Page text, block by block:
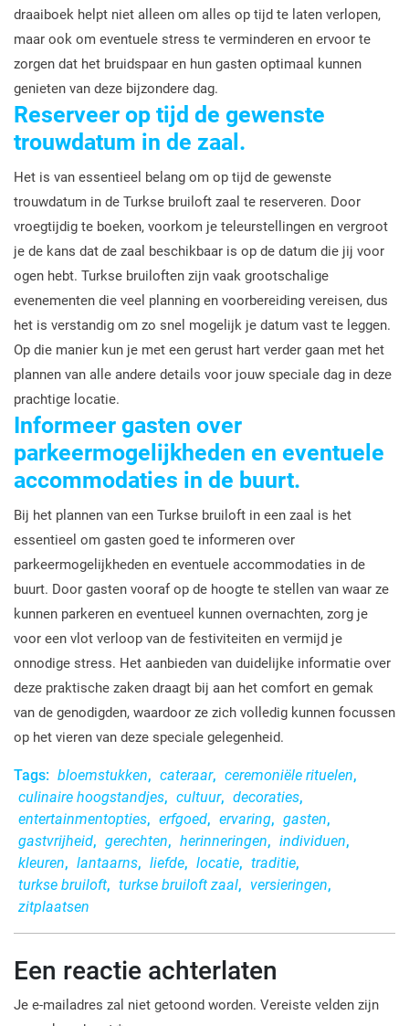
draaiboek helpt niet alleen om alles op tijd te laten verlopen,
maar ook om eventuele stress te verminderen en ervoor te
zorgen dat het bruidspaar en hun gasten optimaal kunnen
genieten van deze bijzondere dag.
Reserveer op tijd de gewenste
trouwdatum in de zaal.
Het is van essentieel belang om op tijd de gewenste
trouwdatum in de Turkse bruiloft zaal te reserveren. Door
vroegtijdig te boeken, voorkom je teleurstellingen en vergroot
je de kans dat de zaal beschikbaar is op de datum die jij voor
ogen hebt. Turkse bruiloften zijn vaak grootschalige
evenementen die veel planning en voorbereiding vereisen, dus
het is verstandig om zo snel mogelijk je datum vast te leggen.
Op die manier kun je met een gerust hart verder gaan met het
plannen van alle andere details voor jouw speciale dag in deze
prachtige locatie.
Informeer gasten over
parkeermogelijkheden en eventuele
accommodaties in de buurt.
Bij het plannen van een Turkse bruiloft in een zaal is het
essentieel om gasten goed te informeren over
parkeermogelijkheden en eventuele accommodaties in de
buurt. Door gasten vooraf op de hoogte te stellen van waar ze
kunnen parkeren en eventueel kunnen overnachten, zorg je
voor een vlot verloop van de festiviteiten en vermijd je
onnodige stress. Het aanbieden van duidelijke informatie over
deze praktische zaken draagt bij aan het comfort en gemak
van de genodigden, waardoor ze zich volledig kunnen focussen
op het vieren van deze speciale gelegenheid.
Tags: bloemstukken, cateraar, ceremoniële rituelen,
culinaire hoogstandjes, cultuur, decoraties,
entertainmentopties, erfgoed, ervaring, gasten,
gastvrijheid, gerechten, herinneringen, individuen,
kleuren, lantaarns, liefde, locatie, traditie,
turkse bruiloft, turkse bruiloft zaal, versieringen,
zitplaatsen
Een reactie achterlaten
Je e-mailadres zal niet getoond worden. Vereiste velden zijn